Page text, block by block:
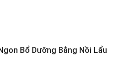
Bổ Dưỡng Bằng Nồi Lẩu